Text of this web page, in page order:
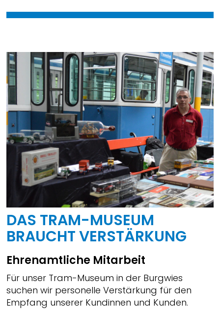
DAS TRAM-MUSEUM
BRAUCHT VERSTÄRKUNG
Ehrenamtliche Mitarbeit
Für unser Tram-Museum in der Burgwies
suchen wir personelle Verstärkung für den
Empfang unserer Kundinnen und Kunden.